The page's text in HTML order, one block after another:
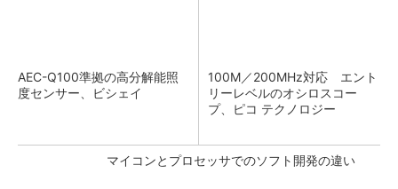
AEC-Q100準拠の高分解能照
度センサー、ビシェイ
100M／200MHz対応 エント
リーレベルのオシロスコー
プ、ピコ テクノロジー
マイコンとプロセッサでのソフト開発の違い